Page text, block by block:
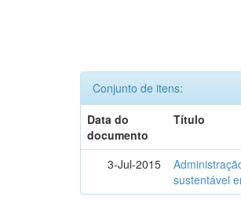
Conjunto de itens:
Data do
documento
Título
3-Jul-2015
sustentável